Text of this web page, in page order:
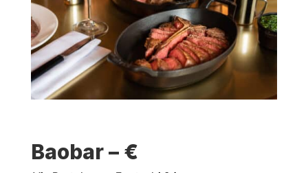
Baobar – €